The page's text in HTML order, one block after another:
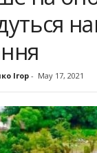
Ігор- May 17, 2021